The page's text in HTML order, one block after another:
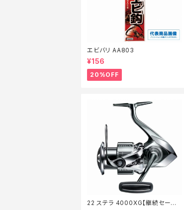
エビバリ AA803
¥156
20%OFF
22 ステラ 4000XG【継続セール_